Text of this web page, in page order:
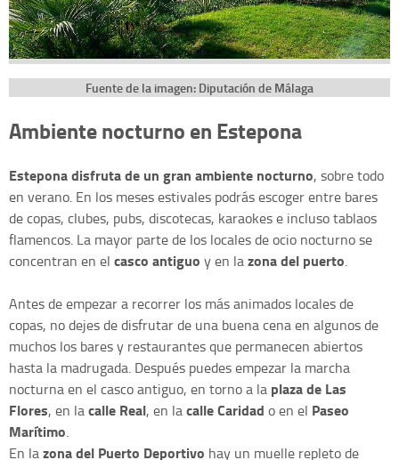
Fuente de la imagen: Diputación de Málaga
Ambiente nocturno en Estepona
Estepona disfruta de un gran ambiente nocturno, sobre todo
en verano. En los meses estivales podrás escoger entre bares
de copas, clubes, pubs, discotecas, karaokes e incluso tablaos
flamencos. La mayor parte de los locales de ocio nocturno se
concentran en el casco antiguo y en lazona del puerto.
Antes de empezar a recorrer los más animados locales de
copas, no dejes de disfrutar de una buena cena en algunos de
muchos los bares y restaurantes que permanecen abiertos
hasta la madrugada. Después puedes empezar la marcha
nocturna en el casco antiguo, en torno a la plaza de Las
Flores, en lacalle Real, en lacalle Caridad o en el Paseo
Marítimo.
En lazona del Puerto Deportivo hay un muelle repleto de